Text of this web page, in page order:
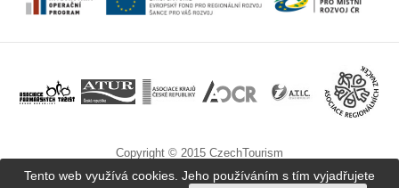
Copyright © 2015 CzechTourism
Tento web využívá cookies. Jeho používáním s tím vyjadřujete